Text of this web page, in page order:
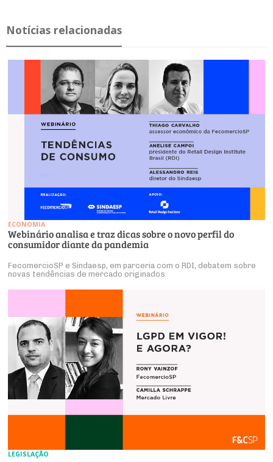
Notícias relacionadas
ECONOMIA
Webinário analisa e traz dicas sobre o novo perfil do
consumidor diante da pandemia
FecomercioSP e Sindaesp, em parceria com o RDI, debatem sobre
novas tendências de mercado originados
LEGISLAÇÃO